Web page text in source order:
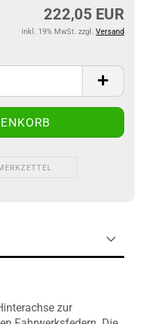
222,05 EUR
inkl. 19% MwSt. zzgl. Versand
zur